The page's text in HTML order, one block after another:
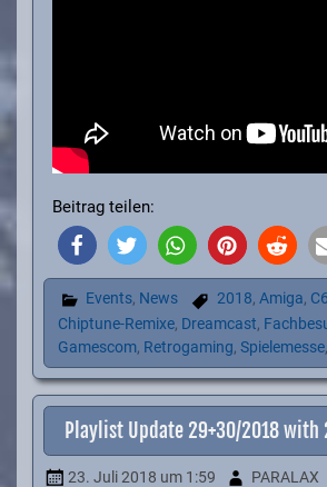
Beitrag teilen:
Events, News 2018, Amiga,
Chiptune-Remixe, Dreamcast,
Gamescom, Retrogaming, Spielemesse,
Playlist Update 29+30/2018 with
23. Juli 2018 um 1:59 PARALAX